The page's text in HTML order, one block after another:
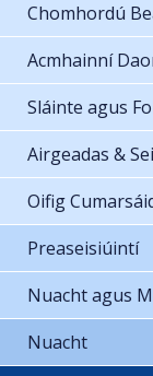
Chomhordú
Acmhainní
Sláinte agus
Airgeadas &
Oifig
Preaseisiúintí
Nuacht agus
Nuacht